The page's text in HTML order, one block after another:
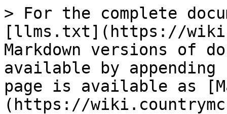
> For the complete
[llms.txt](https://
Markdown versions of
available by
page is available as
(https://